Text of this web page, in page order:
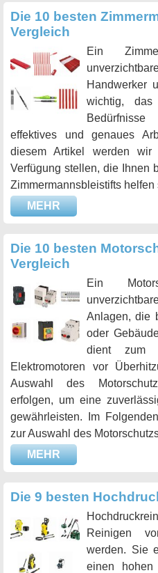
Die 10 besten
Vergleich
Ein
Handwerker
wichtig,
effektives und genaues
diesem Artikel werden
Verfügung stellen, die Ihnen
Zimmermannsbleistifts helfen
MEHR
Die 10 besten
Vergleich
Ein
Anlagen, die
oder
dient zum
Elektromotoren vor
Auswahl des
erfolgen, um eine
gewährleisten. Im
zur Auswahl des
MEHR
Die 9 besten
Reinigen
werden. Sie
einen hohen